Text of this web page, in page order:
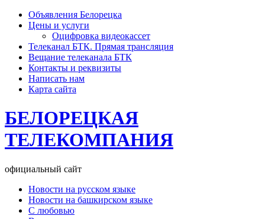
Объявления Белорецка
Цены и услуги
Оцифровка видеокассет
Телеканал БТК. Прямая трансляция
Вещание телеканала БТК
Контакты и реквизиты
Написать нам
Карта сайта
БЕЛОРЕЦКАЯ
ТЕЛЕКОМПАНИЯ
официальный сайт
Новости на русском языке
Новости на башкирском языке
С любовью